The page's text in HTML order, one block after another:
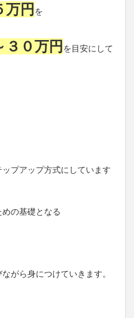
万円 を
３０万円 を目安にして
プアップ方式にしています
の基礎となる
ながら身につけていきます。